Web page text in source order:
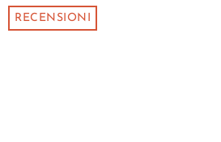
RECENSIONI